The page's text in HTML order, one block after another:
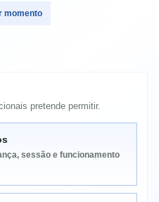
momento
pretende permitir.
sessão e funcionamento